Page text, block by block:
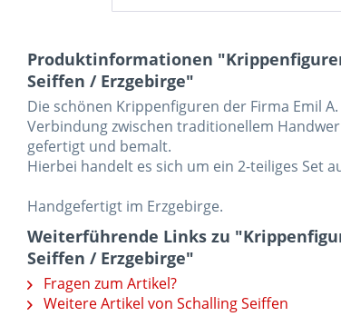
Produktinformationen
Seiffen / Erzgebirge"
Die schönen Krippenfiguren der Firma Emil
Verbindung zwischen traditionellem
gefertigt und bemalt.
Hierbei handelt es sich um ein 2-teiliges Set
Handgefertigt im Erzgebirge.
Weiterführende Links zu
Seiffen / Erzgebirge"
Fragen zum Artikel?
Weitere Artikel von Schalling Seiffen